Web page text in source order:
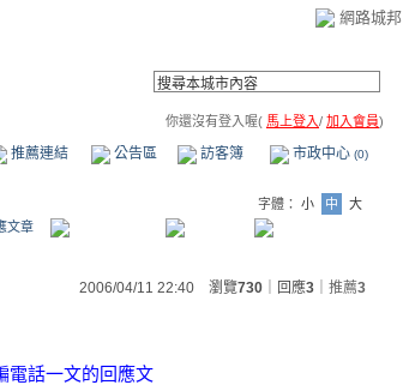
網路城邦
你還沒有登入喔( 馬上登入/ 加入會員)
推薦連結 公告區 訪客簿 市政中心 (0)
字體： 小 中
大
文章
2006/04/11 22:40 瀏覽730 ｜回應3 推薦3
電話一文的回應文